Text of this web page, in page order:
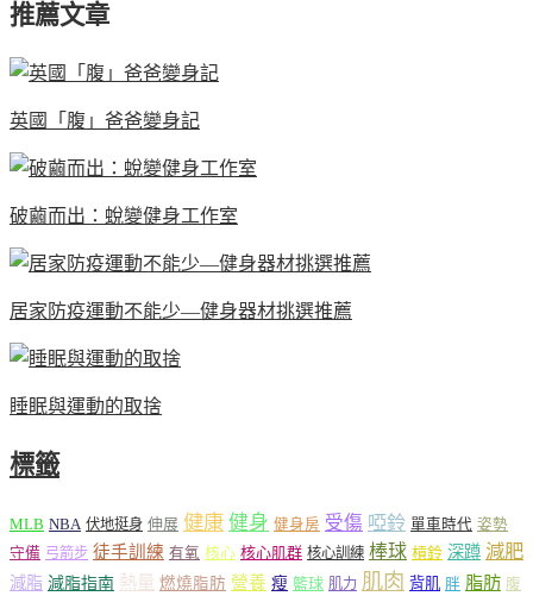
推薦文章
英國「腹」爸爸變身記
破繭而出：蛻變健身工作室
居家防疫運動不能少—健身器材挑選推薦
睡眠與運動的取捨
標籤
MLB NBA 伏地挺身 伸展 健康 健身 健身房 受傷 啞鈴 單車時代 姿勢
守備 弓箭步 徒手訓練 有氧 核心 核心肌群 核心訓練 棒球 槓鈴 深蹲 減肥
減脂 減脂指南 熱量 燃燒脂肪 營養 瘦 籃球 肌力 肌肉 背肌 胖 脂肪 腹